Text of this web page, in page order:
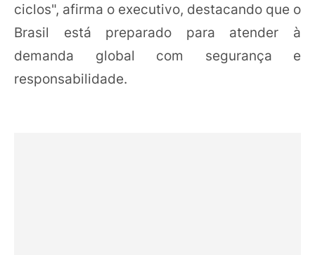
ciclos", afirma o executivo, destacando que o
Brasil está preparado para atender à
demanda global com segurança e
responsabilidade.